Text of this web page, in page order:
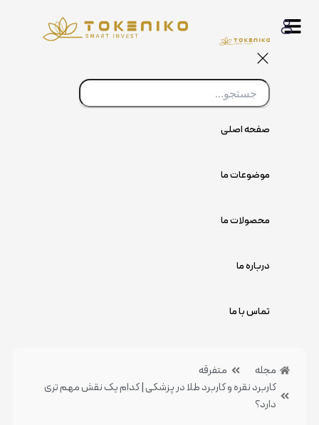
صفحه اصلی
موضوعات ما
محصولات ما
درباره ما
تماس با ما
مجله
متفرقه
کاربرد نقره و کاربرد طلا در پزشکی | کدام یک نقش مهم تری
دارد؟